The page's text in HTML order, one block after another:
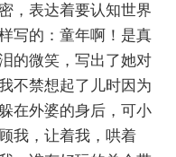
，表达着要认知世界
写的：童年啊！是真
的微笑，写出了她对
不禁想起了儿时因为
在外婆的身后，可小
我，让着我，哄着